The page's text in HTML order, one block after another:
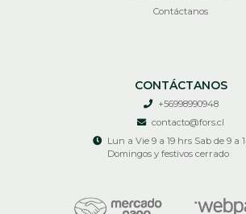
Contáctanos
CONTÁCTANOS
+56998990948
contacto@fors.cl
Lun a Vie 9 a 19 hrs Sab de 9 a
Domingos y festivos cerrado